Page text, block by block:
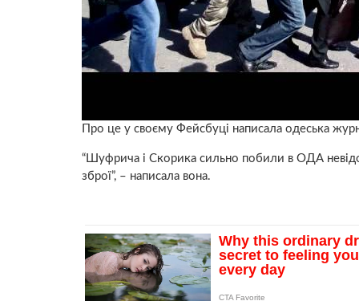
Про це у своєму Фейсбуці написала одеська
“Шуфрича і Скорика сильно побили в ОДА
зброї”, – написала вона.